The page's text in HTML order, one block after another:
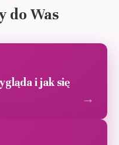
do Was
i jak się